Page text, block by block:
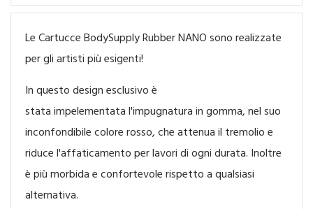
Le Cartucce BodySupply Rubber NANO sono realizzate
per gli artisti più esigenti!
In questo design esclusivo è
stata impelementata l'impugnatura in gomma, nel suo
inconfondibile colore rosso, che attenua il tremolio e
riduce l'affaticamento per lavori di ogni durata. Inoltre
è più morbida e confortevole rispetto a qualsiasi
alternativa.